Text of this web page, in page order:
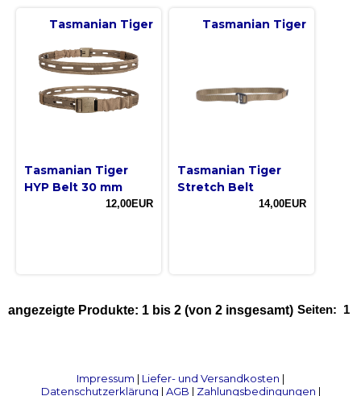
Tasmanian Tiger
Tasmanian Tiger
HYP Belt 30 mm
12,00EUR
Tasmanian Tiger
Tasmanian Tiger
Stretch Belt
14,00EUR
Seiten: 1
angezeigte Produkte: 1 bis 2 (von 2 insgesamt)
Impressum | Liefer- und Versandkosten |
Datenschutzerklärung | AGB | Zahlungsbedingungen |